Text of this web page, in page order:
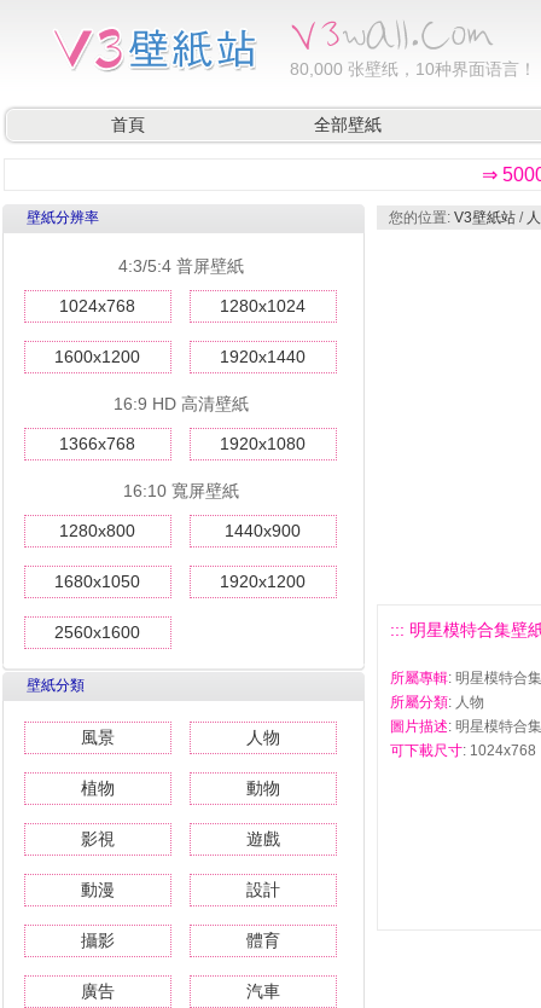
80,000 张壁纸，10种界面语言！
首頁 全部壁紙
⇒
壁紙分辨率
4:3/5:4 普屏壁紙
1024x768 1280x1024
1600x1200 1920x1440
16:9 HD 高清壁紙
1366x768 1920x1080
16:10 寬屏壁紙
1280x800 1440x900
1680x1050 1920x1200
2560x1600
壁紙分類
風景 人物
植物 動物
影視 遊戲
動漫 設計
攝影 體育
廣告 汽車
您的位置: V3壁紙站 /
::: 明星模特合集壁
所屬專輯: 明星模特合
所屬分類: 人物
圖片描述: 明星模特合
可下載尺寸: